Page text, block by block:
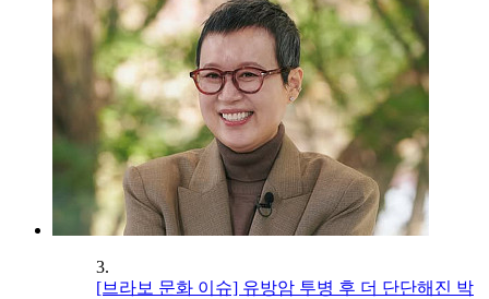
3.
[브라보 문화 이슈] 유방암 투병 후 더 단단해진 박